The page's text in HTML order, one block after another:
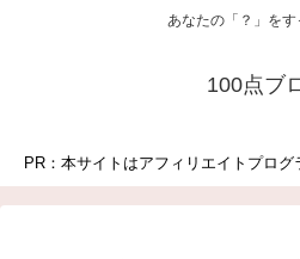
あなたの「？」を
100点ブ
PR：本サイトはアフィリエイトプログ